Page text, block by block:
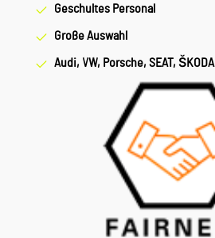
Geschultes Personal
Große Auswahl
Audi, VW, Porsche, SEAT, ŠKODA